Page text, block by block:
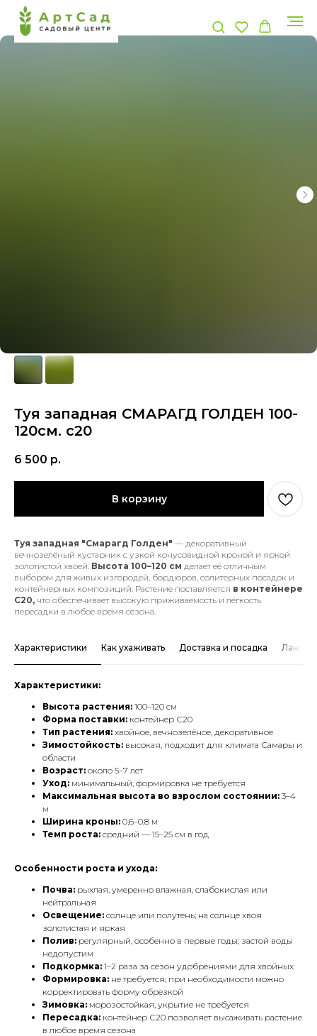
Туя западная СМАРАГД ГОЛДЕН 100-
120см. с20
6 500 р.
В корзину
Туя западная "Смарагд Голден" — декоративный
вечнозелёный кустарник с узкой конусовидной кроной и яркой
золотистой хвоей. Высота 100–120 см делает её отличным
выбором для живых изгородей, бордюров, солитерных посадок и
контейнерных композиций. Растение поставляется в контейнере
С20, что обеспечивает высокую приживаемость и лёгкость
пересадки в любое время сезона.
Характеристики Как ухаживать Доставка и посадка
Характеристики:
Высота растения: 100–120 см
Форма поставки: контейнер С20
Тип растения: хвойное, вечнозелёное, декоративное
Зимостойкость: высокая, подходит для климата Самары и
области
Возраст: около 5–7 лет
Уход: минимальный, формировка не требуется
Максимальная высота во взрослом состоянии: 3–4
м
Ширина кроны: 0,6–0,8 м
Темп роста: средний — 15–25 см в год
Особенности роста и ухода:
Почва: рыхлая, умеренно влажная, слабокислая или
нейтральная
Освещение: солнце или полутень; на солнце хвоя
золотистая и яркая
Полив: регулярный, особенно в первые годы; застой воды
недопустим
Подкормка: 1–2 раза за сезон удобрениями для хвойных
Формировка: не требуется; при необходимости можно
корректировать форму обрезкой
Зимовка: морозостойкая, укрытие не требуется
Пересадка: контейнер С20 позволяет высаживать растение
в любое время сезона